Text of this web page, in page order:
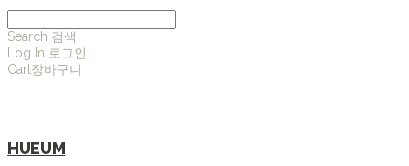
Search 검색
Log In 로그인
Cart장바구니
HUEUM